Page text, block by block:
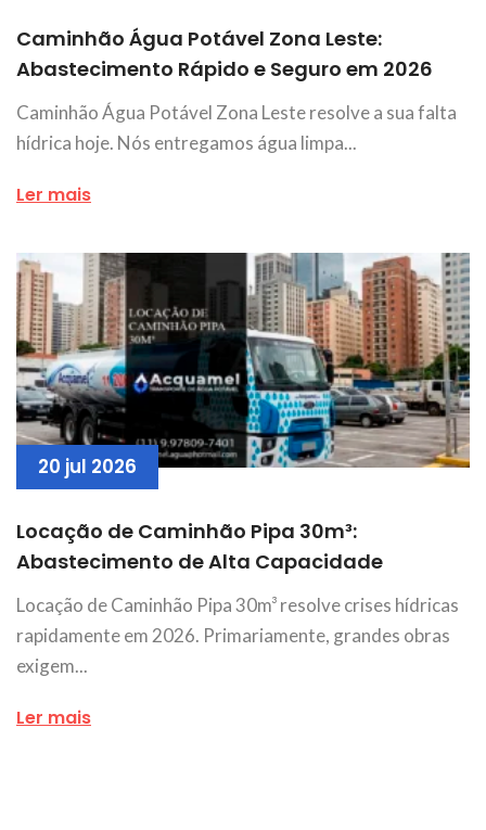
Caminhão Água Potável Zona Leste:
Abastecimento Rápido e Seguro em 2026
Caminhão Água Potável Zona Leste resolve a sua falta
hídrica hoje. Nós entregamos água limpa...
Ler mais
20 jul 2026
Locação de Caminhão Pipa 30m³:
Abastecimento de Alta Capacidade
Locação de Caminhão Pipa 30m³ resolve crises hídricas
rapidamente em 2026. Primariamente, grandes obras
exigem...
Ler mais